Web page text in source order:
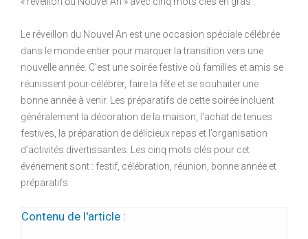
Le réveillon du Nouvel An est une occasion spéciale célébrée
dans le monde entier pour marquer la transition vers une
nouvelle année. C’est une soirée festive où familles et amis se
réunissent pour célébrer, faire la fête et se souhaiter une
bonne année à venir. Les préparatifs de cette soirée incluent
généralement la décoration de la maison, l’achat de tenues
festives, la préparation de délicieux repas et l’organisation
d’activités divertissantes. Les cinq mots clés pour cet
événement sont : festif, célébration, réunion, bonne année et
préparatifs.
Contenu de l'article :